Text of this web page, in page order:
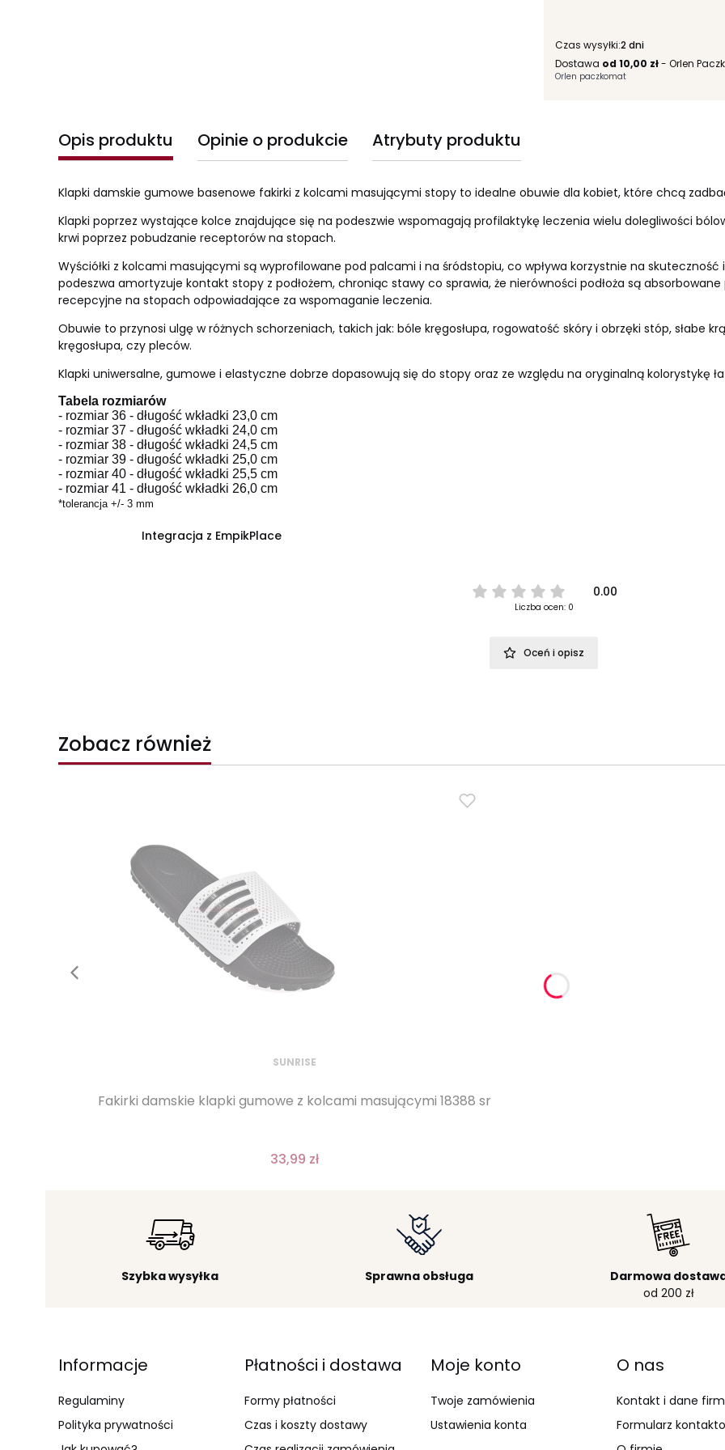
Czas wysyłki:2 dni
Dostawa od 10,00 zł- Orlen
Orlen paczkomat
Opis produktu Opinie o produkcie Atrybuty produktu
Klapki damskie gumowe basenowe fakirki z kolcami masującymi stopy to idealne obuwie dla kobiet, które chcą
Klapki poprzez wystające kolce znajdujące się na podeszwie wspomagają profilaktykę leczenia wielu dolegliwości
krwi poprzez pobudzanie receptorów na stopach.
Wyściółki z kolcami masującymi są wyprofilowane pod palcami i na śródstopiu, co wpływa korzystnie na
podeszwa amortyzuje kontakt stopy z podłożem, chroniąc stawy co sprawia, że nierówności podłoża są
recepcyjne na stopach odpowiadające za wspomaganie leczenia.
Obuwie to przynosi ulgę w różnych schorzeniach, takich jak: bóle kręgosłupa, rogowatość skóry i obrzęki stóp, słabe
kręgosłupa, czy pleców.
Klapki uniwersalne, gumowe i elastyczne dobrze dopasowują się do stopy oraz ze względu na oryginalną kolorystykę
Tabela rozmiarów
- rozmiar 36 - długość wkładki 23,0 cm
- rozmiar 37 - długość wkładki 24,0 cm
- rozmiar 38 - długość wkładki 24,5 cm
- rozmiar 39 - długość wkładki 25,0 cm
- rozmiar 40 - długość wkładki 25,5 cm
- rozmiar 41 - długość wkładki 26,0 cm
*tolerancja +/- 3 mm
Integracja z EmpikPlace
0.00
Liczba ocen: 0
Oceń i opisz
Zobacz również
SUNRISE
Fakirki damskie klapki gumowe z kolcami masującymi 18388 sr
33,99 zł
Szybka wysyłka Sprawna obsługa
Darmowa
od 200 zł
Linki w stopce
Informacje
Regulaminy
Polityka prywatności
Płatności i dostawa
Formy płatności
Czas i koszty dostawy
Moje konto
Twoje zamówienia
Ustawienia konta
O nas
Kontakt i dane
Formularz